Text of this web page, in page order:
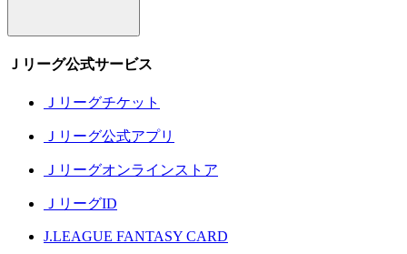
Ｊリーグ公式サービス
Ｊリーグチケット
Ｊリーグ公式アプリ
Ｊリーグオンラインストア
ＪリーグID
J.LEAGUE FANTASY CARD